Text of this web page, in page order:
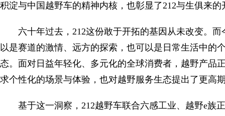
积淀与中国越野车的精神内核，也彰显了212与生俱来的
六十年过去，212这份敢于开拓的基因从未改变。
以是赛道的激情、远方的探索，也可以是日常生活中的
态。面对日益年轻化、多元化的全球消费者，越野产品
求个性化的场景与体验，也对越野服务生态提出了更高
基于这一洞察，212越野车联合六感工业、越野e族